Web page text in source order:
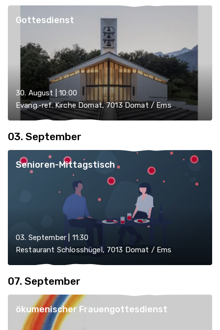
Gottesdienst
30. August | 10:00
Evang.-ref. Kirche Domat, 7013 Domat / Ems
03. September
Senioren-Mittagstisch
03. September | 11:30
Restaurant Schlosshügel, 7013 Domat / Ems
07. September
ökumenischer Frauengottesdienst